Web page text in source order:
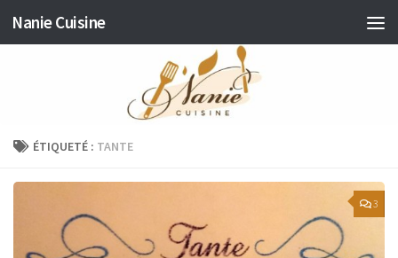
Skip to content
Nanie Cuisine
ÉTIQUETÉ : TANTE
3